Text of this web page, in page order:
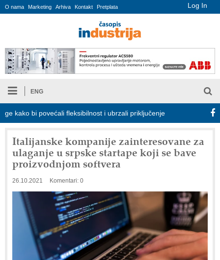
Log In
O nama Marketing Arhiva Kontakt Pretplata
ENG
bi povećali fleksibilnost i ubrzali priključenje na elektroenergetsku
Italijanske kompanije zainteresovane za
ulaganje u srpske startape koji se bave
proizvodnjom softvera
26.10.2021 Komentari: 0